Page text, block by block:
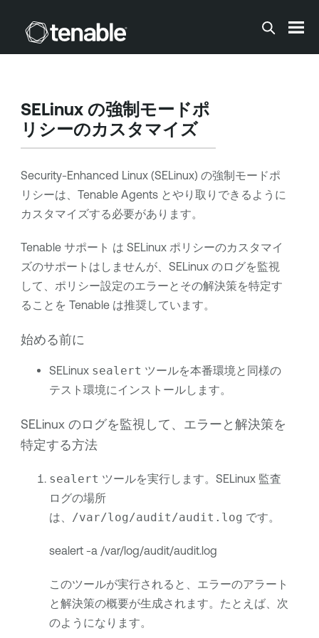
メインコンテンツに移動する
SELinux の強制モードポ
リシーのカスタマイズ
Security-Enhanced Linux (SELinux) の強制モードポ
リシーは、 Tenable Agentsとやり取りできるように
カスタマイズする必要があります。
Tenable サポート は SELinux ポリシーのカスタマイ
ズのサポートはしませんが、SELinux のログを監視
して、ポリシー設定のエラーとその解決策を特定す
ることを Tenableは推奨しています。
始める前に
SELinux sealert ツールを本番環境と同様の
テスト環境にインストールします。
SELinux のログを監視して、エラーと解決策を
特定する方法
sealert ツールを実行します。SELinux 監査
ログの場所
は、 /var/log/audit/audit.log です。
sealert -a /var/log/audit/audit.log
このツールが実行されると、エラーのアラート
と解決策の概要が生成されます。たとえば、次
のようになります。